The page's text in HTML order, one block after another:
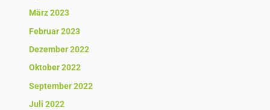
März 2023
Februar 2023
Dezember 2022
Oktober 2022
September 2022
Juli 2022